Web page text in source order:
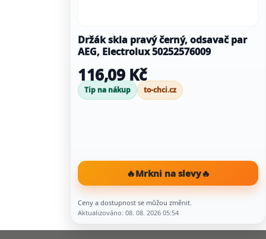
Držák skla pravý černý, odsavač par
AEG, Electrolux 50252576009
116,09 Kč
Tip na nákup to-chci.cz
🔥Mrkni na slevy🔥
Ceny a dostupnost se můžou změnit.
Aktualizováno: 08. 08. 2026 05:54